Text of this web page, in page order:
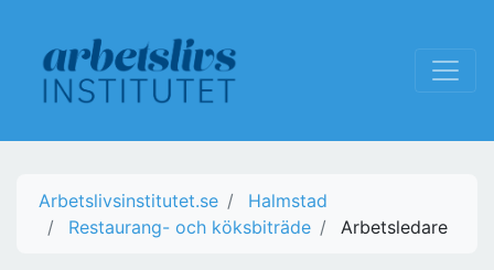
Arbetslivsinstitutet.se
Halmstad
Restaurang- och köksbiträde
Arbetsledare